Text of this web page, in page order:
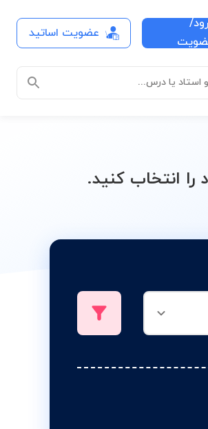
عضویت اساتید
یا درس...
انتخاب کنید.